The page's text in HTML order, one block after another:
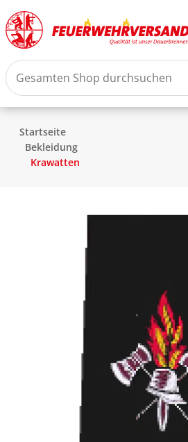
Startseite
Bekleidung
Krawatten